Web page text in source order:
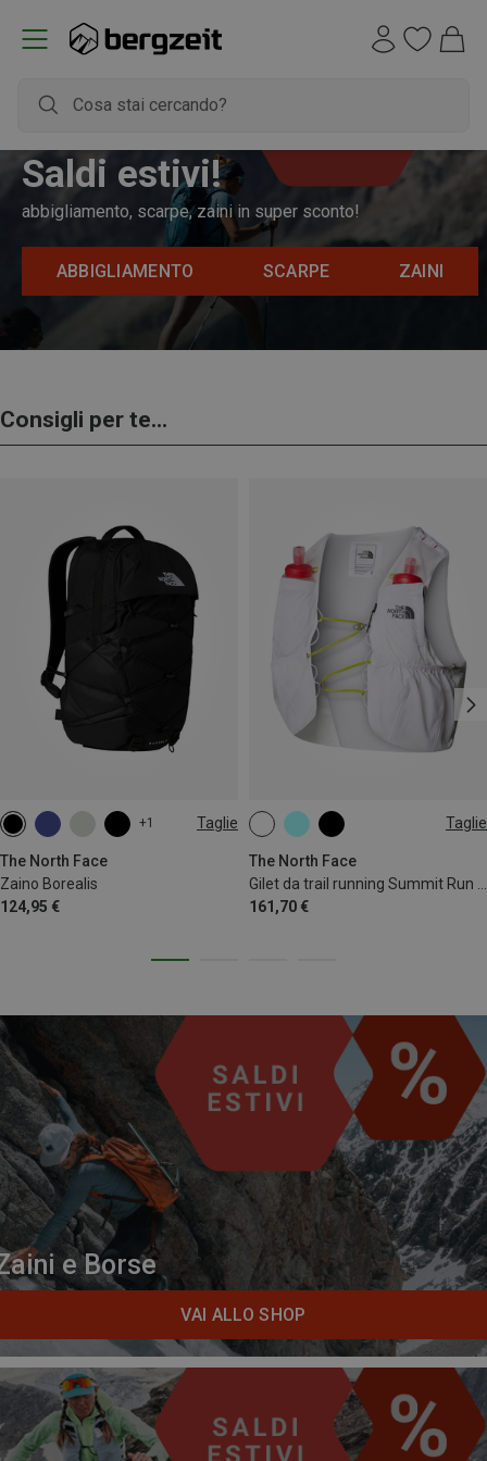
Saldi estivi!
abbigliamento, scarpe, zaini in super sconto!
ABBIGLIAMENTO SCARPE ZAINI
Consigli per te...
+1 Taglie
The North Face
Zaino Borealis
124,95 €
28L Taglie
The North Face
161,70 €
10L | M 10L | XL
10L | XS
10L | L
10L | S
e Borse
VAI ALLO SHOP